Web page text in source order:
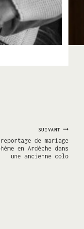
SUIVANT
de mariage
en Ardèche dans
une ancienne colo